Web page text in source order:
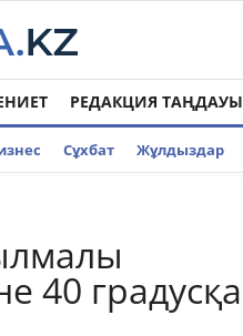
РЕДАКЦИЯ ТАҢДАУЫ
Cұхбат Жұлдыздар
40 градусқа